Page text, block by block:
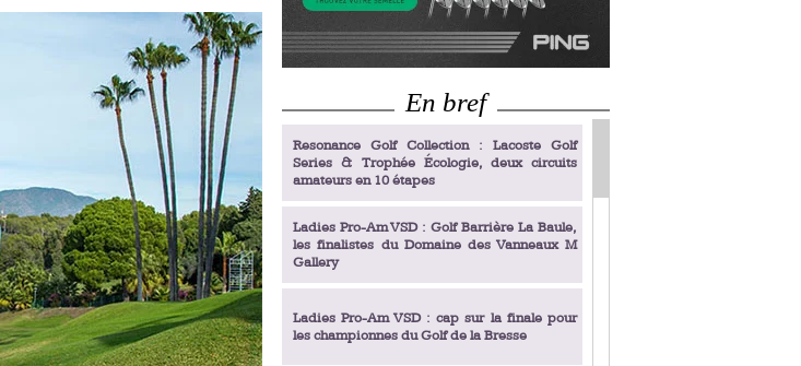
En bref
Resonance Golf Collection : Lacoste Golf
Series & Trophée Écologie, deux circuits
amateurs en 10 étapes
Ladies Pro-Am VSD : Golf Barrière La Baule,
les finalistes du Domaine des Vanneaux M
Gallery
Ladies Pro-Am VSD : cap sur la finale pour
les championnes du Golf de la Bresse